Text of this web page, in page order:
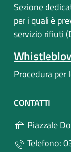
Sezione
per i quali è
servizio rifiuti
Procedura per
CONTATTI
Piazzale
Telefono: